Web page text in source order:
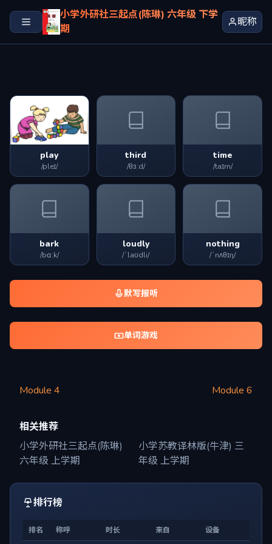
小学外研社三起点(陈琳) 六年级 下学
期
昵称
play
/pleɪ/
third
/θɜːd/
time
/taɪm/
bark
/bɑːk/
loudly
/ˈlaʊdli/
nothing
/ˈnʌθɪŋ/
默写报听
单词游戏
Module 4 Module 6
相关推荐
小学外研社三起点(陈琳)
六年级 上学期
小学苏教译林版(牛津) 三
年级 上学期
排行榜
排名 称呼 时长 来自 设备